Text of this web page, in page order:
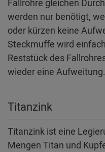
Fallrohre gleichen
werden nur benötigt,
oder kürzen keine
Steckmuffe wird
Reststück des
wieder eine Aufweitung.
Titanzink
Titanzink ist eine
Mengen Titan und